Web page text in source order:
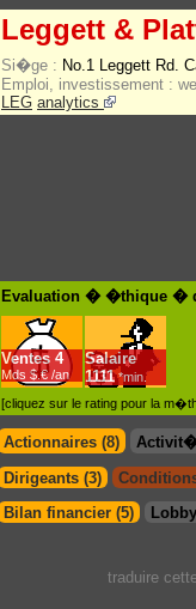
Leggett &
Si�ge : No.1 Leggett Rd.
Emploi, investissement :
LEG analytics
Evaluation � �thique �
Ventes 4
Mds $.€ /an
Salaire
1111*min.
[cliquez sur le rating pour la
Actionnaires (8)
Dirigeants (3)
Bilan financier (5)
traduire